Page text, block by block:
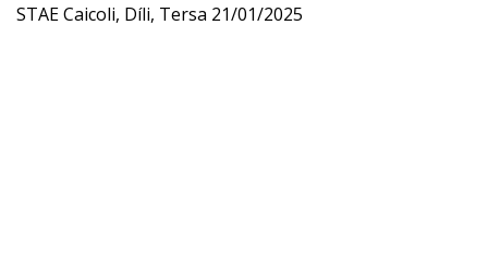
STAE Caicoli, Díli, Tersa 21/01/2025